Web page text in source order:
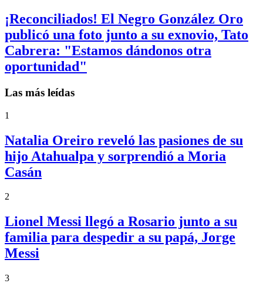
¡Reconciliados! El Negro González Oro
publicó una foto junto a su exnovio, Tato
Cabrera: "Estamos dándonos otra
oportunidad"
Las más leídas
1
Natalia Oreiro reveló las pasiones de su
hijo Atahualpa y sorprendió a Moria
Casán
2
Lionel Messi llegó a Rosario junto a su
familia para despedir a su papá, Jorge
Messi
3